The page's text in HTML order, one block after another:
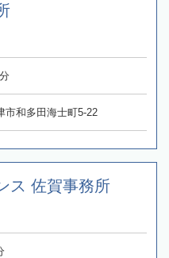
市和多田海士町5-22
ス 佐賀事務所